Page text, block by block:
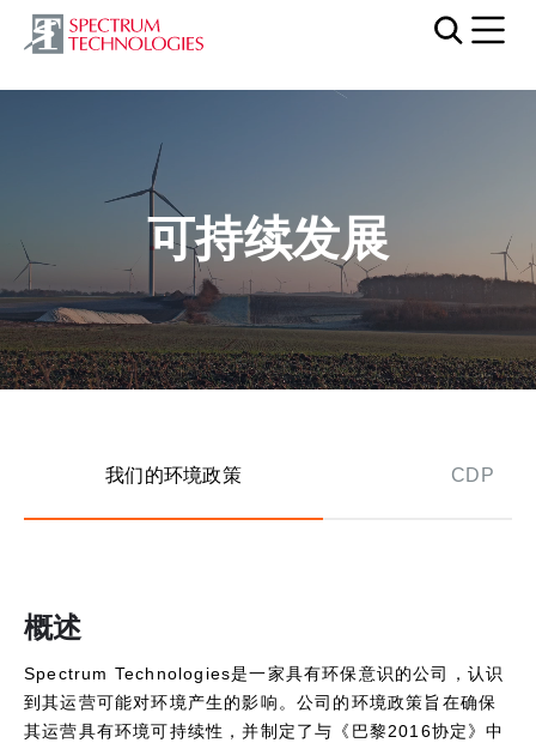
可持续发展
我们的环境政策 CDP
概述
Spectrum Technologies是一家具有环保意识的公司，认识
到其运营可能对环境产生的影响。公司的环境政策旨在确保
其运营具有环境可持续性，并制定了与《巴黎2016协定》中